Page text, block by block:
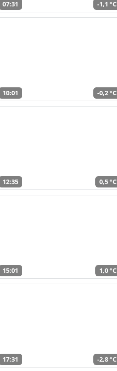
07:31 -1,1 °C
10:01 -0,2 °C
12:35 0,5 °C
15:01 1,0 °C
17:31 -2,8 °C